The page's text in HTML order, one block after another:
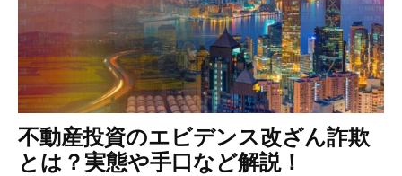
不動産投資のエビデンス改ざん詐欺
とは？実態や手口など解説！